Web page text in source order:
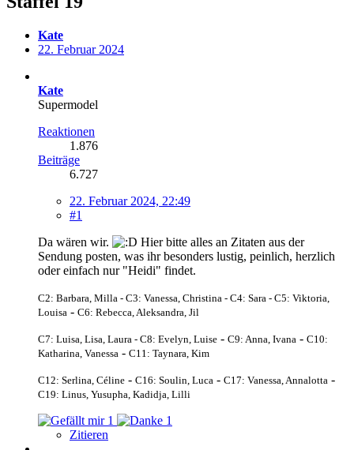
Kate
22. Februar 2024
Kate
Supermodel
Reaktionen
1.876
Beiträge
6.727
22. Februar 2024, 22:49
#1
Da wären wir.
Hier bitte alles an Zitaten aus der
Sendung posten, was ihr besonders lustig, peinlich, herzlich
oder einfach nur "Heidi" findet.
C2: Barbara, Milla - C3: Vanessa, Christina - C4: Sara - C5: Viktoria,
Louisa - C6: Rebecca, Aleksandra, Jil
C7: Luisa, Lisa, Laura - C8: Evelyn, Luise - C9: Anna, Ivana - C10:
Katharina, Vanessa - C11: Taynara, Kim
C12: Serlina, Céline - C16: Soulin, Luca - C17: Vanessa, Annalotta -
C19: Linus, Yusupha, Kadidja, Lilli
1
1
Zitieren